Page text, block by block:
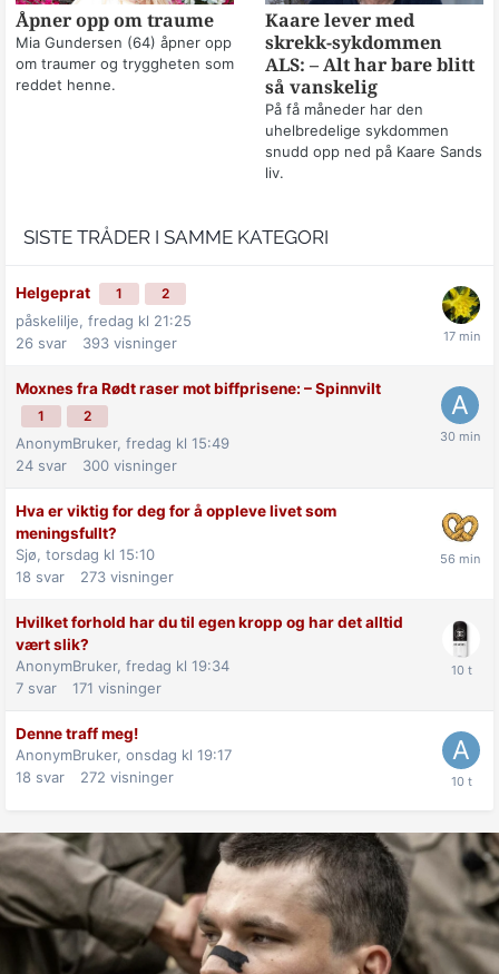
Åpner opp om traume
Mia Gundersen (64) åpner opp
om traumer og tryggheten som
reddet henne.
Kaare lever med
skrekk-sykdommen
ALS: – Alt har bare blitt
så vanskelig
På få måneder har den
uhelbredelige sykdommen
snudd opp ned på Kaare Sands
liv.
SISTE TRÅDER I SAMME KATEGORI
Helgeprat 1 2
påskelilje, fredag kl 21:25
26 svar 393 visninger
Moxnes fra Rødt raser mot biff­prisene: –⁠ Spinnvilt
1 2
AnonymBruker, fredag kl 15:49
24 svar 300 visninger
Hva er viktig for deg for å oppleve livet som
meningsfullt?
Sjø, torsdag kl 15:10
18 svar 273 visninger
Hvilket forhold har du til egen kropp og har det alltid
vært slik?
AnonymBruker, fredag kl 19:34
7 svar 171 visninger
Denne traff meg!
AnonymBruker, onsdag kl 19:17
18 svar 272 visninger